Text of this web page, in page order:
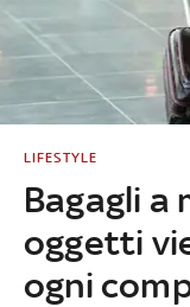
Bagagli a
oggetti
ogni
LIFESTYLE